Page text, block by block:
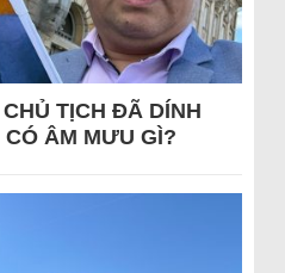
TỊCH ĐÃ DÍNH
ÂM MƯU GÌ?